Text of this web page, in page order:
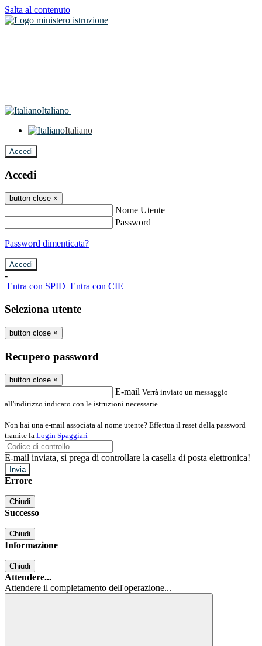
Salta al contenuto
Italiano
Italiano
Accedi
Accedi
button close ×
Nome Utente
Password
Password dimenticata?
-
Entra con SPID Entra con CIE
Seleziona utente
button close ×
Recupero password
button close ×
E-mail Verrà inviato un messaggio
all'indirizzo indicato con le istruzioni necessarie.
Non hai una e-mail associata al nome utente? Effettua il reset della password
tramite la Login Spaggiari
E-mail inviata, si prega di controllare la casella di posta elettronica!
Errore
Chiudi
Successo
Chiudi
Informazione
Chiudi
Attendere...
Attendere il completamento dell'operazione...